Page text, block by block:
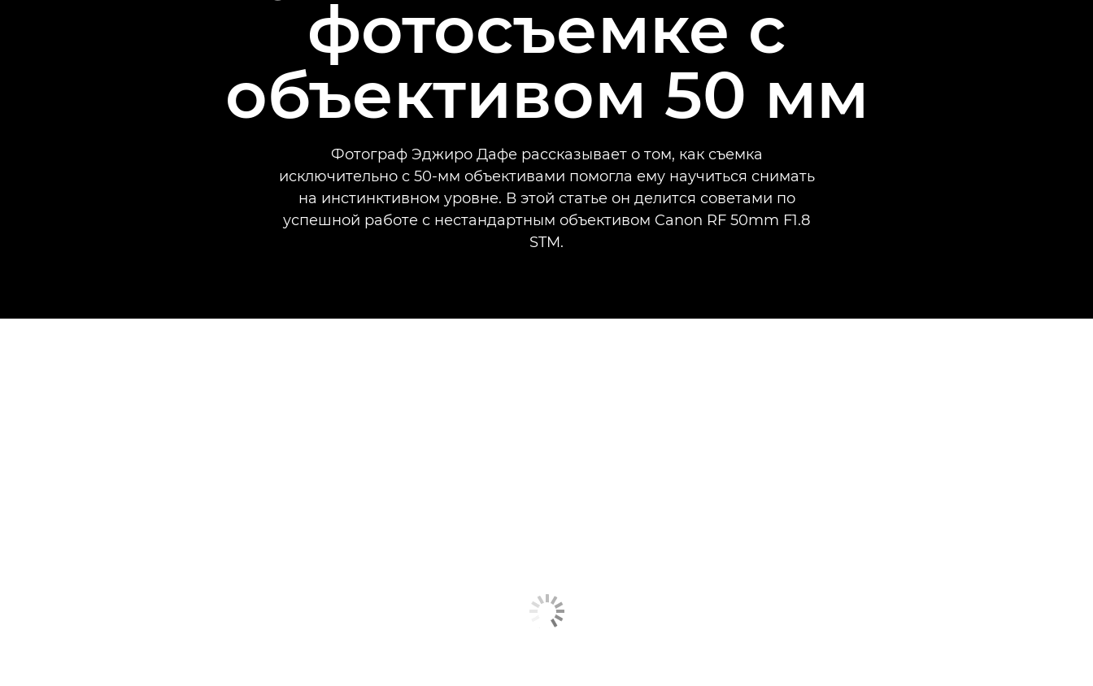
фотосъемке с
объективом 50 мм
Фотограф Эджиро Дафе рассказывает о том, как съемка
исключительно с 50-мм объективами помогла ему научиться снимать
на инстинктивном уровне. В этой статье он делится советами по
успешной работе с нестандартным объективом Canon RF 50mm F1.8
STM.